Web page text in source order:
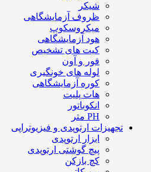
شیکر
ظروف آزمایشگاهی
میکروسکوپ
هود آزمایشگاهی
کیت های تشخیص
فور و آون
لوله های خونگیری
کوره آزمایشگاهی
هات پلیت
انکوباتور
PH متر
تجهیزات ارتوپدی و فیزیوتراپی
ابزار ارتوپدی
پیچ گوشتی ارتوپدی
کچ بازکن